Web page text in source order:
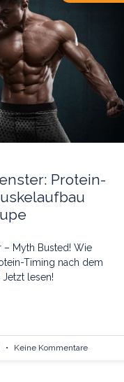
Protein-
– Myth Busted! Wie
Timing nach dem
lesen!
Keine Kommentare